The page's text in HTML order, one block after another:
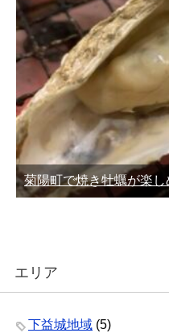
菊陽町で焼き牡蠣が楽し
エリア
下益城地域 (5)